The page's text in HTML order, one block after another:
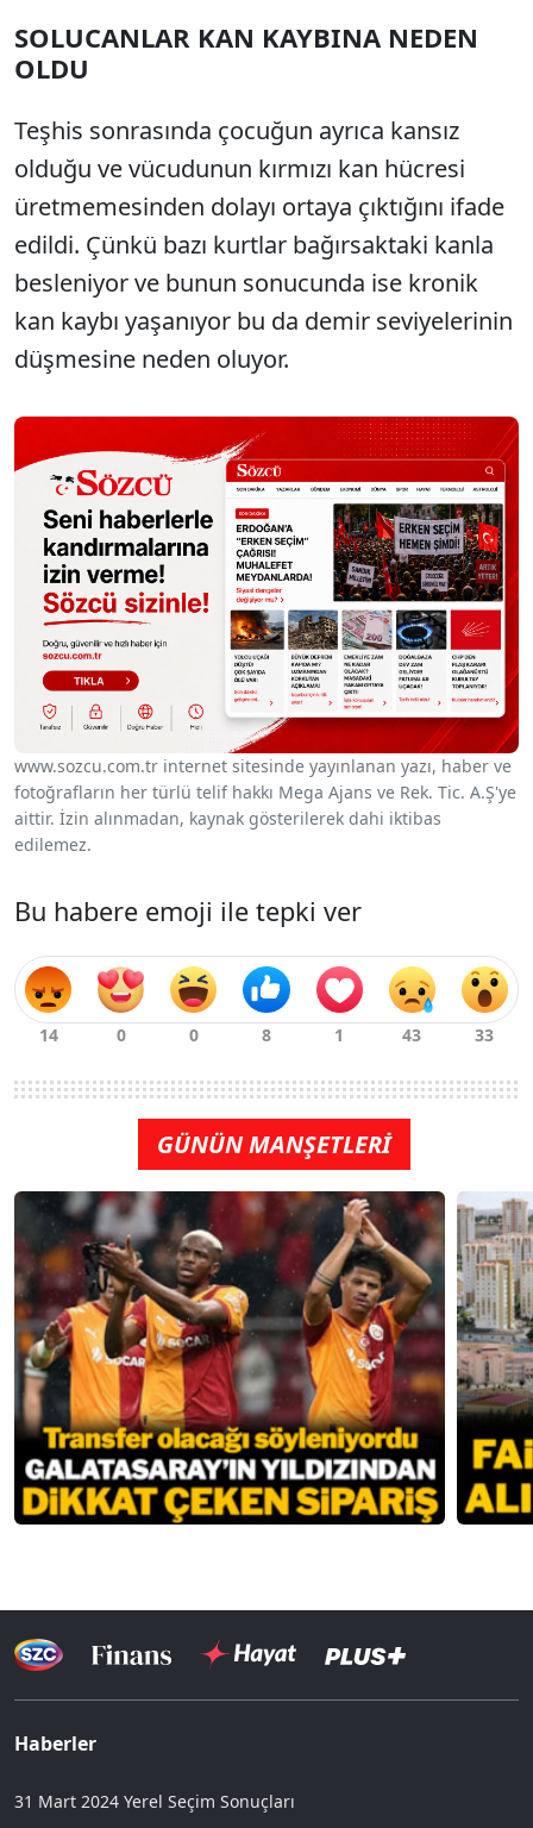
SOLUCANLAR KAN KAYBINA NEDEN
OLDU
Teşhis sonrasında çocuğun ayrıca kansız
olduğu ve vücudunun kırmızı kan hücresi
üretmemesinden dolayı ortaya çıktığını ifade
edildi. Çünkü bazı kurtlar bağırsaktaki kanla
besleniyor ve bunun sonucunda ise kronik
kan kaybı yaşanıyor bu da demir seviyelerinin
düşmesine neden oluyor.
www.sozcu.com.tr internet sitesinde yayınlanan yazı, haber ve
fotoğrafların her türlü telif hakkı Mega Ajans ve Rek. Tic. A.Ş'ye
aittir. İzin alınmadan, kaynak gösterilerek dahi iktibas
edilemez.
Bu habere emoji ile tepki ver
GÜNÜN MANŞETLERİ
Haberler
31 Mart 2024 Yerel Seçim Sonuçları